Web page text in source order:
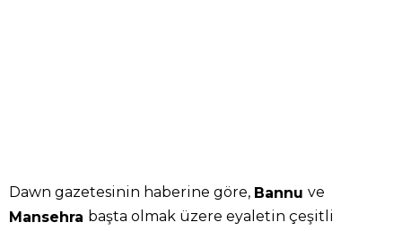
Dawn gazetesinin haberine göre, Bannu ve
Mansehra başta olmak üzere eyaletin çeşitli